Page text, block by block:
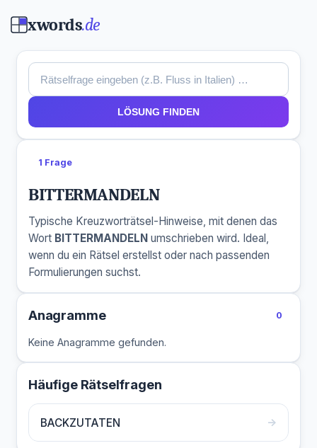
xwords.de
LÖSUNG FINDEN
1 Frage
BITTERMANDELN
Typische Kreuzworträtsel-Hinweise, mit denen das
Wort BITTERMANDELN umschrieben wird. Ideal,
wenn du ein Rätsel erstellst oder nach passenden
Formulierungen suchst.
Anagramme 0
Keine Anagramme gefunden.
Häufige Rätselfragen
BACKZUTATEN →